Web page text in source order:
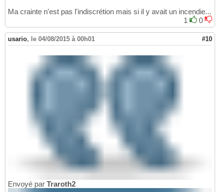
Ma crainte n'est pas l'indiscrétion mais si il y avait un incendie...
1
0
usario, le 04/08/2015 à 00h01 #10
Envoyé par Traroth2